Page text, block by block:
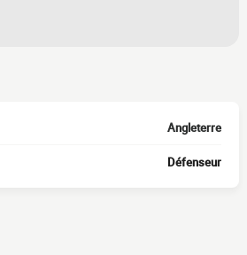
Angleterre
Défenseur